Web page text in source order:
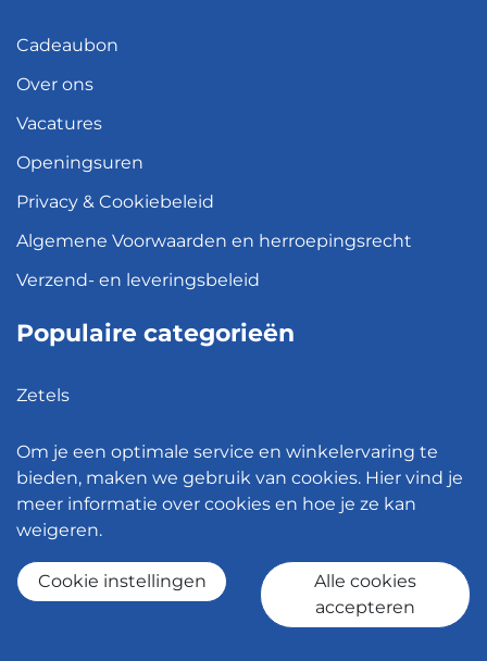
Cadeaubon
Over ons
Vacatures
Openingsuren
Privacy & Cookiebeleid
Algemene Voorwaarden en herroepingsrecht
Verzend- en leveringsbeleid
Populaire categorieën
Zetels
Hanglampen
Bureaustoelen
© 2026 - Meubelen Jonckheere -
Om je een optimale service en winkelervaring te
bieden, maken we gebruik van cookies. Hier vind je
meer informatie over cookies en hoe je ze kan
weigeren.
Cookie instellingen
Alle cookies
accepteren